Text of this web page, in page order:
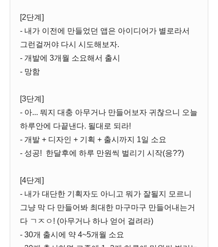
[2단계]
- 내가 이전에 만들었던 앱은 아이디어가 별로라서
그런걸꺼야 다시 시도해보자.
- 개발에 3개월 소요해서 출시
- 망함
[3단계]
- 아... 뭐지 대충 아무거나 만들어보자 귀찮으니 오늘
하루안에 다끝낸다. 될대로 되라!
- 개발 + 디자인 + 기획 + 출시까지 1일 소요
- 성공! 한달후에 하루 만원씩 벌리기 시작(응??)
[4단계]
- 내가 대단한 기획자도 아니고 뭐가 잘될지 모르니
그냥 막 다 만들어봐 최대한 마구마구 만들어내는거
다 ㄱㅈㅇ! (아무거나 하나 얻어 걸려라)
- 30개 출시에 약 4~5개월 소요